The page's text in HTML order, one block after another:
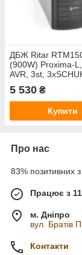
ДБЖ Ritar
(900W) Proxima-L,
AVR, 3st,
Case
5 530 ₴
Купити
Про нас
83% позитивних з
Працює з
м. Дніпро
вул. Братів
Контакти